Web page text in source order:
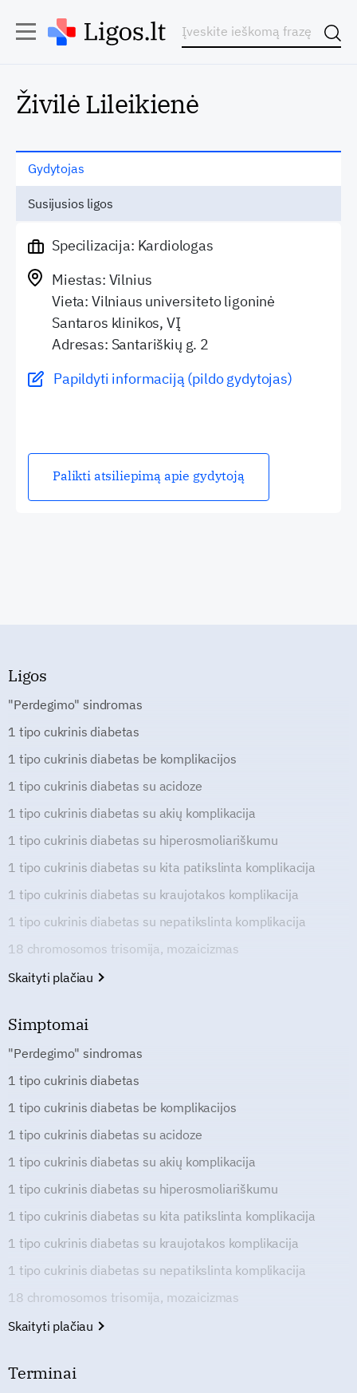
Živilė Lileikienė
Gydytojas
Susijusios ligos
Specilizacija: Kardiologas
Miestas: Vilnius
Vieta: Vilniaus universiteto ligoninė
Santaros klinikos, VĮ
Adresas: Santariškių g. 2
Papildyti informaciją (pildo gydytojas)
Palikti atsiliepimą apie gydytoją
Ligos
"Perdegimo" sindromas
1 tipo cukrinis diabetas
1 tipo cukrinis diabetas be komplikacijos
1 tipo cukrinis diabetas su acidoze
1 tipo cukrinis diabetas su akių komplikacija
1 tipo cukrinis diabetas su hiperosmoliariškumu
1 tipo cukrinis diabetas su kita patikslinta komplikacija
1 tipo cukrinis diabetas su kraujotakos komplikacija
1 tipo cukrinis diabetas su nepatikslinta komplikacija
18 chromosomos trisomija, mozaicizmas
Skaityti plačiau
Simptomai
"Perdegimo" sindromas
1 tipo cukrinis diabetas
1 tipo cukrinis diabetas be komplikacijos
1 tipo cukrinis diabetas su acidoze
1 tipo cukrinis diabetas su akių komplikacija
1 tipo cukrinis diabetas su hiperosmoliariškumu
1 tipo cukrinis diabetas su kita patikslinta komplikacija
1 tipo cukrinis diabetas su kraujotakos komplikacija
1 tipo cukrinis diabetas su nepatikslinta komplikacija
18 chromosomos trisomija, mozaicizmas
Skaityti plačiau
Terminai